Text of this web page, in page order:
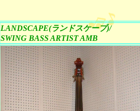
LANDSCAPE(ランドスケープ)/
SWING BASS ARTIST AMB